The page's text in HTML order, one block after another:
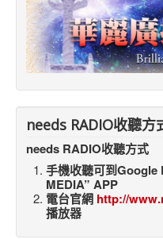
needs RADIO收聽方
needs RADIO收聽方式
手機收聽可到
MEDIA” APP
電台官網 http://
播放器